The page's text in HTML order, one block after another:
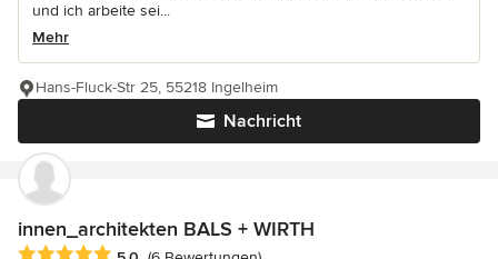
und ich arbeite sei...
Mehr
Nachricht
Hans-Fluck-Str 25, 55218 Ingelheim
innen_architekten BALS + WIRTH